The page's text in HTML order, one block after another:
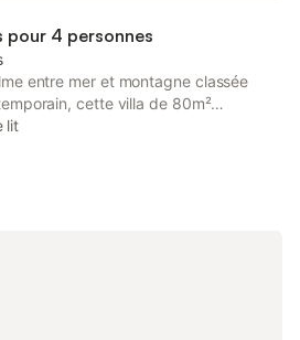
pour 4 personnes
entre mer et montagne classée
cette villa de 80m²
avec terrasse vue sur la Rhune,
séparées. Au rez-de-chaussée,
salle à manger et salon donnant sur
lit